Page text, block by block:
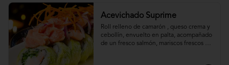
Acevichado Suprime
Roll relleno de camarón , queso crema y
cebollín, envuelto en palta, acompañado
de un fresco salmón, mariscos frescos en